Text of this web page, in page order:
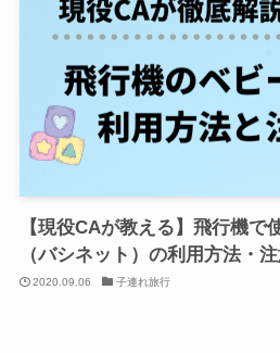
【現役CAが教える】飛行機で
（バシネット）の利用方法・
2020.09.06 子連れ旅行